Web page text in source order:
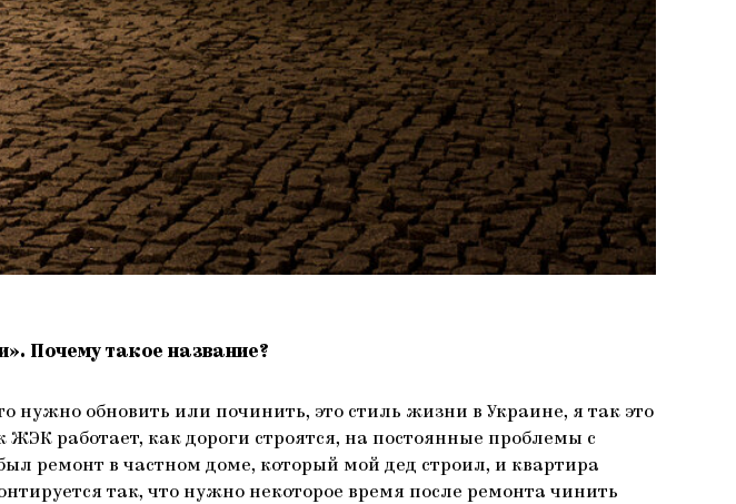
Почему такое название?
нужно обновить или починить, это стиль жизни в Украине, я так это
работает, как дороги строятся, на постоянные проблемы с
ремонт в частном доме, который мой дед строил, и квартира
так, что нужно некоторое время после ремонта чинить